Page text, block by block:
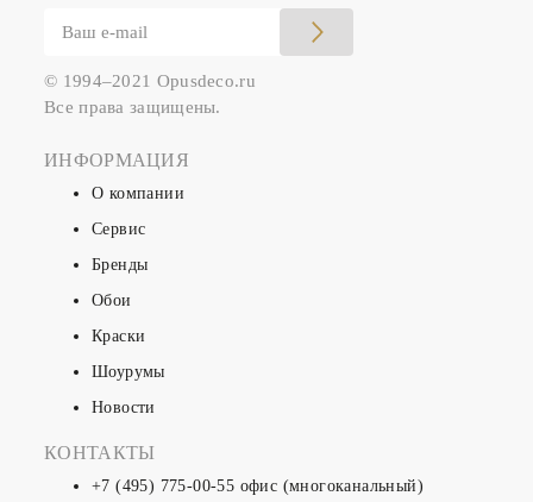
© 1994–2021 Opusdeco.ru
Все права защищены.
ИНФОРМАЦИЯ
О компании
Сервис
Бренды
Обои
Краски
Шоурумы
Новости
КОНТАКТЫ
+7 (495) 775-00-55 офис (многоканальный)